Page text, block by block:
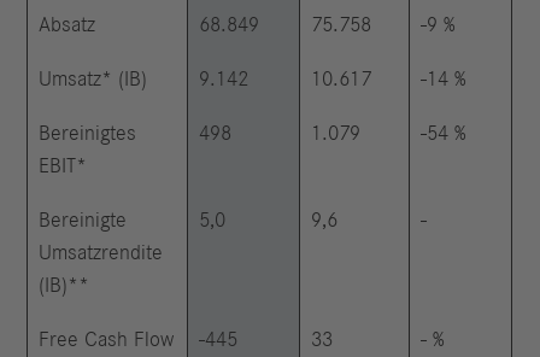
Absatz 68.849 75.758 -9 %
Umsatz* (IB) 9.142 10.617 -14 %
Bereinigtes
EBIT*
498 1.079 -54 %
Bereinigte
Umsatzrendite
(IB)**
5,0 9,6 -
Free Cash Flow
-445 33 - %